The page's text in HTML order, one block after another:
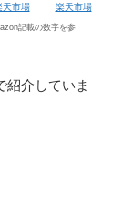
天市場
楽天市場
記載の数字を参
紹介していま